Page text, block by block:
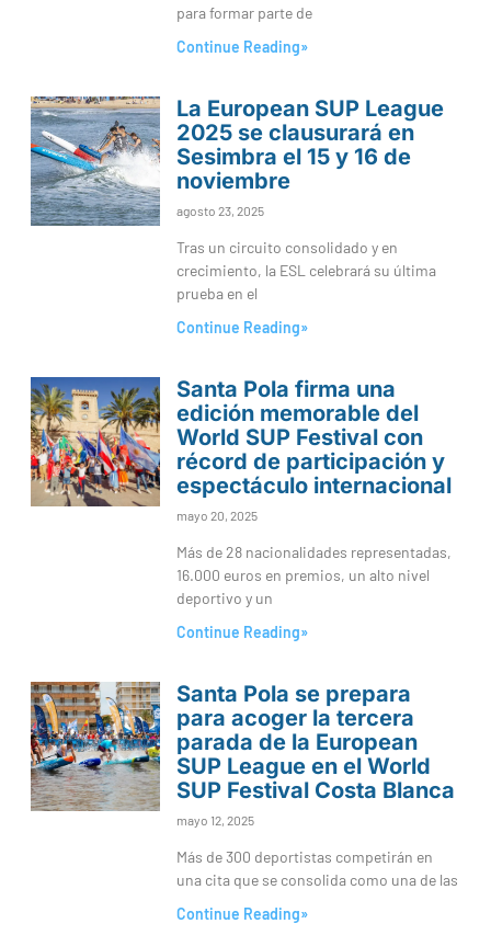
para formar parte de
Continue Reading»
La European SUP League
2025 se clausurará en
Sesimbra el 15 y 16 de
noviembre
agosto 23, 2025
Tras un circuito consolidado y en
crecimiento, la ESL celebrará su última
prueba en el
Continue Reading»
Santa Pola firma una
edición memorable del
World SUP Festival con
récord de participación y
espectáculo internacional
mayo 20, 2025
Más de 28 nacionalidades representadas,
16.000 euros en premios, un alto nivel
deportivo y un
Continue Reading»
Santa Pola se prepara
para acoger la tercera
parada de la European
SUP League en el World
SUP Festival Costa Blanca
mayo 12, 2025
Más de 300 deportistas competirán en
una cita que se consolida como una de las
Continue Reading»